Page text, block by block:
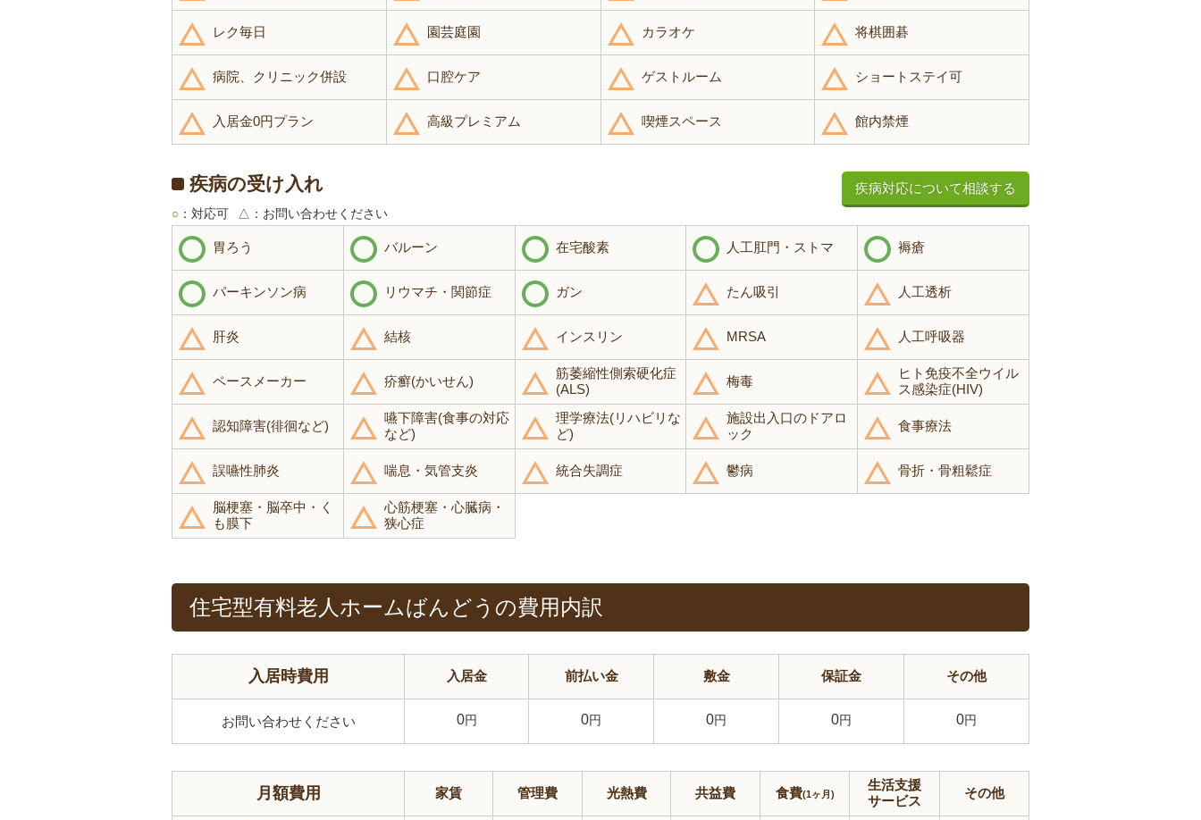
レク毎日 園芸庭園 カラオケ 将棋囲碁
病院、クリニック併設 口腔ケア ゲストルーム ショートステイ可
入居金0円プラン 高級プレミアム 喫煙スペース 館内禁煙
疾病の受け入れ
○ ：対応可 △ ：お問い合わせください
胃ろう バルーン 在宅酸素 人工肛門・ストマ 褥瘡
パーキンソン病 リウマチ・関節症 ガン たん吸引 人工透析
肝炎 結核 インスリン MRSA 人工呼吸器
ペースメーカー 疥癬(かいせん)
筋萎縮性側索硬化症
(ALS)
梅毒
ヒト免疫不全ウイル
ス感染症(HIV)
認知障害(徘徊など)
嚥下障害(食事の対応
など)
理学療法(リハビリな
ど)
施設出入口のドアロ
ック
食事療法
誤嚥性肺炎 喘息・気管支炎 統合失調症 鬱病 骨折・骨粗鬆症
脳梗塞・脳卒中・く
も膜下
心筋梗塞・心臓病・
狭心症
疾病対応について相談する
住宅型有料老人ホームばんどうの費用内訳
入居時費用
お問い合わせください
入居金 前払い金 敷金 保証金 その他
0円 0円 0円 0円 0円
月額費用 家賃 管理費 光熱費 共益費 食費(1ヶ月)
生活支援
サービス
その他